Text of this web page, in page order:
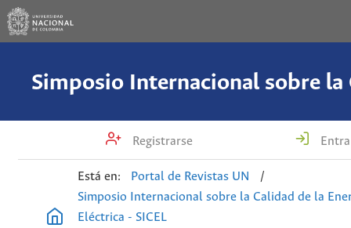
Registrarse
Está en: Portal de Revistas UN
/
Simposio Internacional sobre la Calidad de la
Eléctrica - SICEL